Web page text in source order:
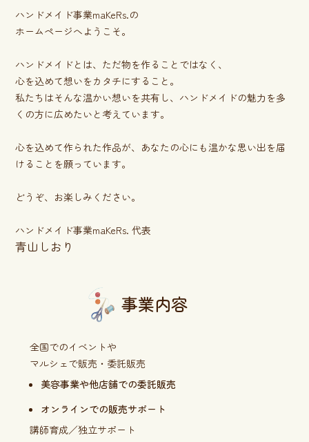
ハンドメイド事業maKeRs.の
ホームページへようこそ。
ハンドメイドとは、ただ物を作ることではなく、
心を込めて想いをカタチにすること。
私たちはそんな温かい想いを共有し、ハンドメイドの魅力を多
くの方に広めたいと考えています。
心を込めて作られた作品が、あなたの心にも温かな思い出を届
けることを願っています。
どうぞ、お楽しみください。
ハンドメイド事業maKeRs. 代表
青山しおり
事業内容
全国でのイベントや
マルシェで販売・委託販売
美容事業や他店舗での委託販売
オンラインでの販売サポート
講師育成／独立サポート